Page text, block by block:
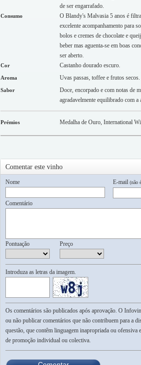
de ser engarrafado.
Consumo
O Blandy's Malvasia 5 anos é
excelente acompanhamento para
bolos e cremes de chocolate e
beber mas aguenta-se em boas
ser aberto.
Cor Castanho dourado escuro.
Aroma Uvas passas, toffee e frutos secos.
Sabor
Doce, encorpado e com notas de
agradavelmente equilibrado com a
Prémios Medalha de Ouro, International
Comentar este vinho
Nome E-mail (não
Comentário
Pontuação Preço
Introduza as letras da imagem.
Os comentários são publicados após aprovação. O
ou não publicar comentários que não contribuem para a
questão, que contêm linguagem inapropriada ou ofensiva
de promoção individual ou colectiva.